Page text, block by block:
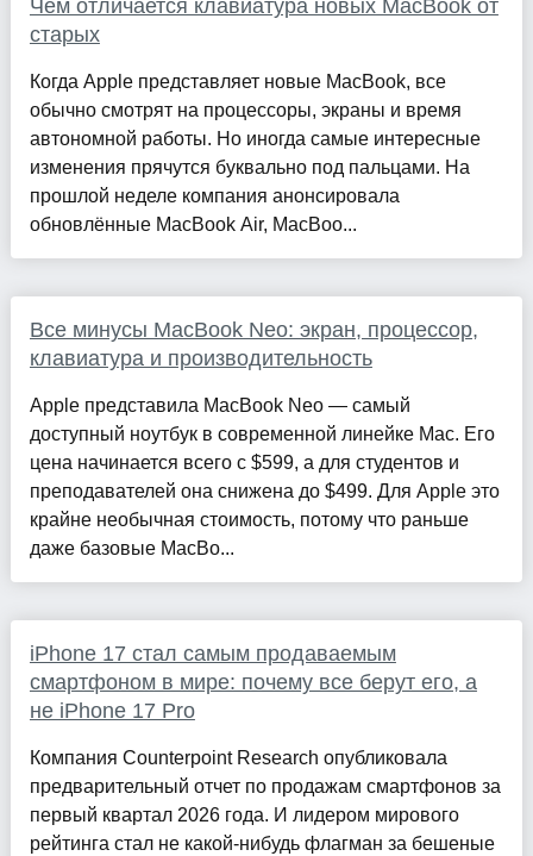
Чем отличается клавиатура новых MacBook от
старых
Когда Apple представляет новые MacBook, все
обычно смотрят на процессоры, экраны и время
автономной работы. Но иногда самые интересные
изменения прячутся буквально под пальцами. На
прошлой неделе компания анонсировала
обновлённые MacBook Air, MacBoo...
Все минусы MacBook Neo: экран, процессор,
клавиатура и производительность
Apple представила MacBook Neo — самый
доступный ноутбук в современной линейке Mac. Его
цена начинается всего с $599, а для студентов и
преподавателей она снижена до $499. Для Apple это
крайне необычная стоимость, потому что раньше
даже базовые MacBo...
iPhone 17 стал самым продаваемым
смартфоном в мире: почему все берут его, а
не iPhone 17 Pro
Компания Counterpoint Research опубликовала
предварительный отчет по продажам смартфонов за
первый квартал 2026 года. И лидером мирового
рейтинга стал не какой-нибудь флагман за бешеные